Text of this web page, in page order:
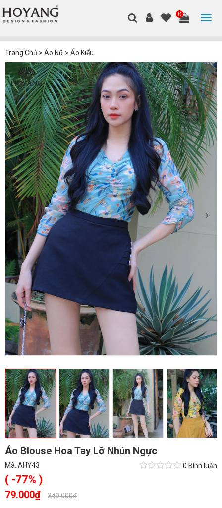
0
Trang Chủ > Áo Nữ > Áo Kiểu
Áo Blouse Hoa Tay Lỡ Nhún Ngực
Mã: AHY43 0 Bình luận
( -77% )
79.000₫ 349.000₫